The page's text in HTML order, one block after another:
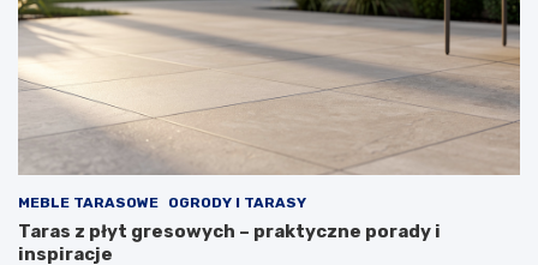
MEBLE TARASOWE OGRODY I TARASY
Taras z płyt gresowych – praktyczne porady i
inspiracje